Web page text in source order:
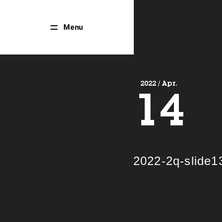
Menu
Menu
2022 / Apr.
14
2022-2q-